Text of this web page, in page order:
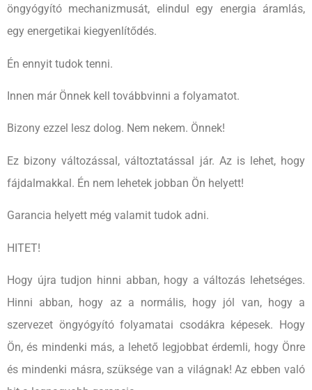
öngyógyító mechanizmusát, elindul egy energia áramlás,
egy energetikai kiegyenlítődés.
Én ennyit tudok tenni.
Innen már Önnek kell továbbvinni a folyamatot.
Bizony ezzel lesz dolog. Nem nekem. Önnek!
Ez bizony változással, változtatással jár. Az is lehet, hogy
fájdalmakkal. Én nem lehetek jobban Ön helyett!
Garancia helyett még valamit tudok adni.
HITET!
Hogy újra tudjon hinni abban, hogy a változás lehetséges.
Hinni abban, hogy az a normális, hogy jól van, hogy a
szervezet öngyógyító folyamatai csodákra képesek. Hogy
Ön, és mindenki más, a lehető legjobbat érdemli, hogy Önre
és mindenki másra, szüksége van a világnak! Az ebben való